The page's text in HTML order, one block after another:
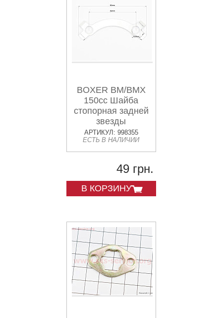
BOXER BM/BMX
150cc Шайба
стопорная задней
звезды
"PF131220"
АРТИКУЛ: 998355
ЕСТЬ В НАЛИЧИИ
49 грн.
В КОРЗИНУ